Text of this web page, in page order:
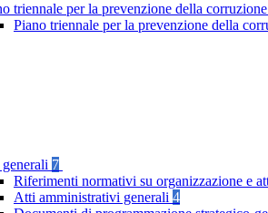
triennale per la prevenzione della
Piano triennale per la prevenzione della
7
Riferimenti normativi su organizzazione e
Atti amministrativi generali 4